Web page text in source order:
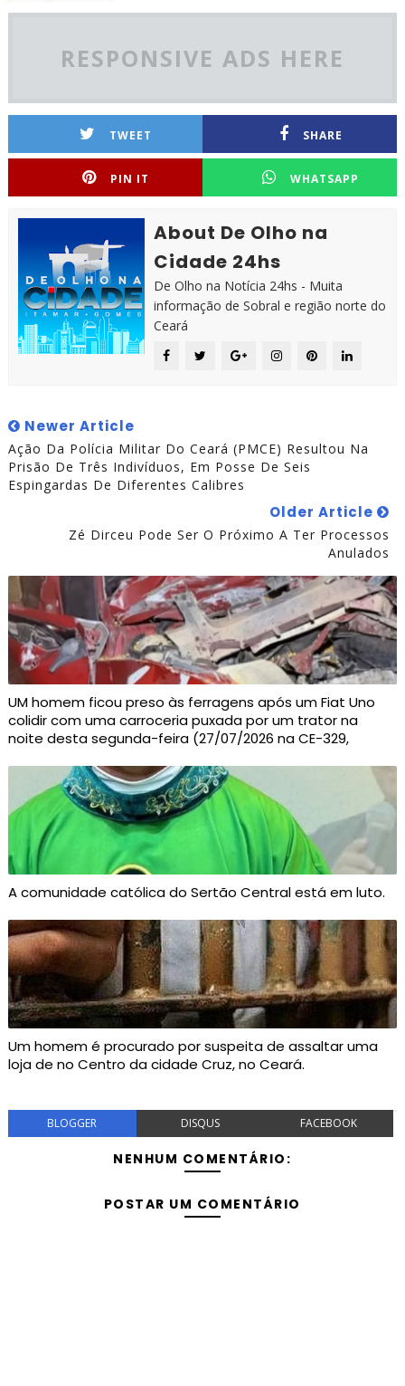
RESPONSIVE ADS HERE
TWEET SHARE
PIN IT WHATSAPP
About De Olho na
Cidade 24hs
De Olho na Notícia 24hs - Muita
informação de Sobral e região norte do
Ceará
Newer Article
Ação Da Polícia Militar Do Ceará (PMCE) Resultou Na
Prisão De Três Indivíduos, Em Posse De Seis
Espingardas De Diferentes Calibres
Older Article
Zé Dirceu Pode Ser O Próximo A Ter Processos
Anulados
UM homem ficou preso às ferragens após um Fiat Uno
colidir com uma carroceria puxada por um trator na
noite desta segunda-feira (27/07/2026 na CE-329,
A comunidade católica do Sertão Central está em luto.
Um homem é procurado por suspeita de assaltar uma
loja de no Centro da cidade Cruz, no Ceará.
BLOGGER DISQUS FACEBOOK
NENHUM COMENTÁRIO:
POSTAR UM COMENTÁRIO